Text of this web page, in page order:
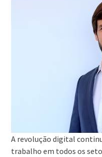
A revolução digital
trabalho em todos os